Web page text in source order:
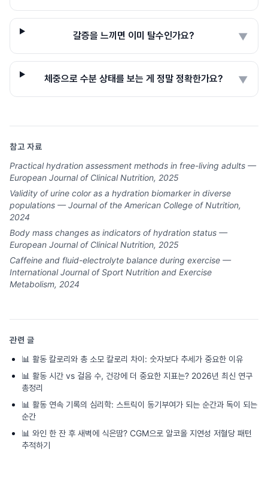
갈증을 느끼면 이미 탈수인가요? ▼
체중으로 수분 상태를 보는 게 정말 정확한가요? ▼
참고 자료
Practical hydration assessment methods in free-living adults —
European Journal of Clinical Nutrition, 2025
Validity of urine color as a hydration biomarker in diverse
populations — Journal of the American College of Nutrition,
2024
Body mass changes as indicators of hydration status —
European Journal of Clinical Nutrition, 2025
Caffeine and fluid-electrolyte balance during exercise —
International Journal of Sport Nutrition and Exercise
Metabolism, 2024
관련 글
📊 활동 칼로리와 총 소모 칼로리 차이: 숫자보다 추세가 중요한 이유
📊 활동 시간 vs 걸음 수, 건강에 더 중요한 지표는? 2026년 최신 연구
총정리
📊 활동 연속 기록의 심리학: 스트릭이 동기부여가 되는 순간과 독이 되는
순간
📊 와인 한 잔 후 새벽에 식은땀? CGM으로 알코올 지연성 저혈당 패턴
추적하기